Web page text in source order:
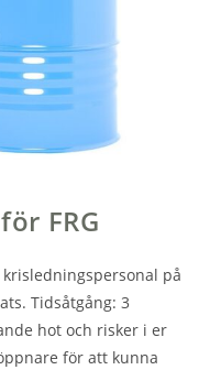
FRG
på
Tidsåtgång: 3
hot och risker i er
för att kunna